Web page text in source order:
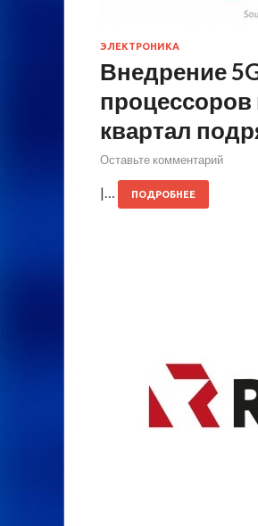
ЭЛЕКТРОНИКА
Внедрение
квартал
Оставьте комментарий
|… ПОДРОБНЕЕ